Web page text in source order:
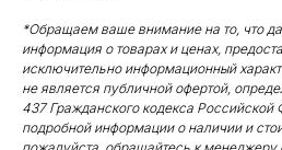
*Обращаем ваше внимание на то, что
информация о товарах и ценах,
исключительно информационный
не является публичной офертой,
437 Гражданского кодекса
подробной информации о наличии и